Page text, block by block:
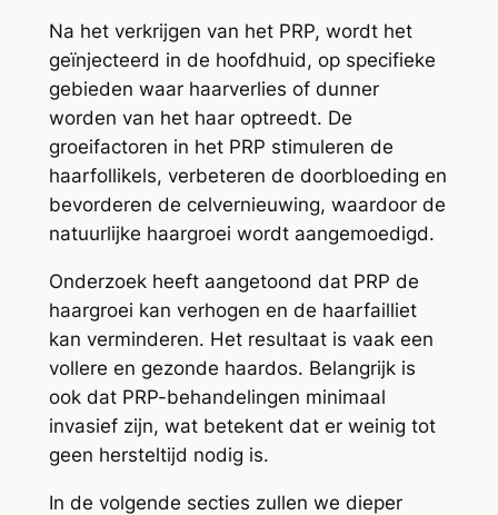
Na het verkrijgen van het PRP, wordt het
geïnjecteerd in de hoofdhuid, op specifieke
gebieden waar haarverlies of dunner
worden van het haar optreedt. De
groeifactoren in het PRP stimuleren de
haarfollikels, verbeteren de doorbloeding en
bevorderen de celvernieuwing, waardoor de
natuurlijke haargroei wordt aangemoedigd.
Onderzoek heeft aangetoond dat PRP de
haargroei kan verhogen en de haarfailliet
kan verminderen. Het resultaat is vaak een
vollere en gezonde haardos. Belangrijk is
ook dat PRP-behandelingen minimaal
invasief zijn, wat betekent dat er weinig tot
geen hersteltijd nodig is.
In de volgende secties zullen we dieper